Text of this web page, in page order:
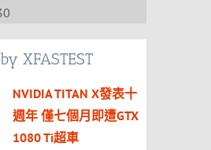
XFASTEST
NVIDIA TITAN X發表十
週年 僅七個月即遭GTX
1080 Ti超車